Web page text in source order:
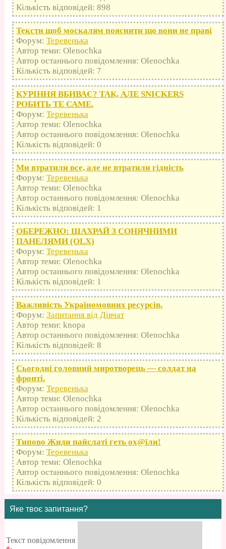
Кількість відповідей: 898
Тексти щоб москалям пояснити що вони не праві
Форум: Теревенька
Автор теми: Olenochka
Автор останнього повідомлення: Olenochka
Кількість відповідей: 7
КУРІННЯ ВБИВАЄ? ТАК, АЛЕ SNICKERS
РОБИТЬ ТЕ САМЕ.
Форум: Теревенька
Автор теми: Olenochka
Автор останнього повідомлення: Olenochka
Кількість відповідей: 0
Ми втратили все, але не втратили гідність
Форум: Теревенька
Автор теми: Olenochka
Автор останнього повідомлення: Olenochka
Кількість відповідей: 1
ОБЕРЕЖНО: ШАХРАЙ З СОНЯЧНИМИ
ПАНЕЛЯМИ (OLX)
Форум: Теревенька
Автор теми: Olenochka
Автор останнього повідомлення: Olenochka
Кількість відповідей: 1
Важливість Україномовних ресурсів.
Форум: Запитання від Дівчат
Автор теми: knopa
Автор останнього повідомлення: Olenochka
Кількість відповідей: 8
Сьогодні головний миротворець — солдат на
фронті.
Форум: Теревенька
Автор теми: Olenochka
Автор останнього повідомлення: Olenochka
Кількість відповідей: 2
Типово Жиди пайслаті геть оx@їли!
Форум: Теревенька
Автор теми: Olenochka
Автор останнього повідомлення: Olenochka
Кількість відповідей: 0
Яке твоє запитання?
Текст повідомлення